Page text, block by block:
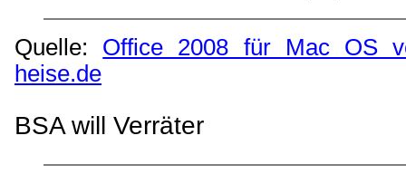
Quelle: Office 2008 für Mac OS
heise.de
BSA will Verräter